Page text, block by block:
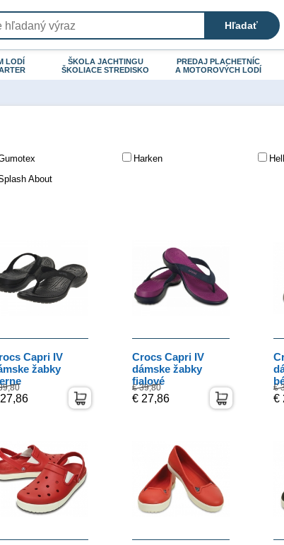
LODÍ
ŠKOLA JACHTINGU
ŠKOLIACE STREDISKO
PREDAJ PLACHETNÍC
A MOTOROVÝCH LODÍ
Harken
About
Capri IV
žabky
Crocs Capri IV
dámske žabky
fialové
€ 39,80
€ 27,86
€
€